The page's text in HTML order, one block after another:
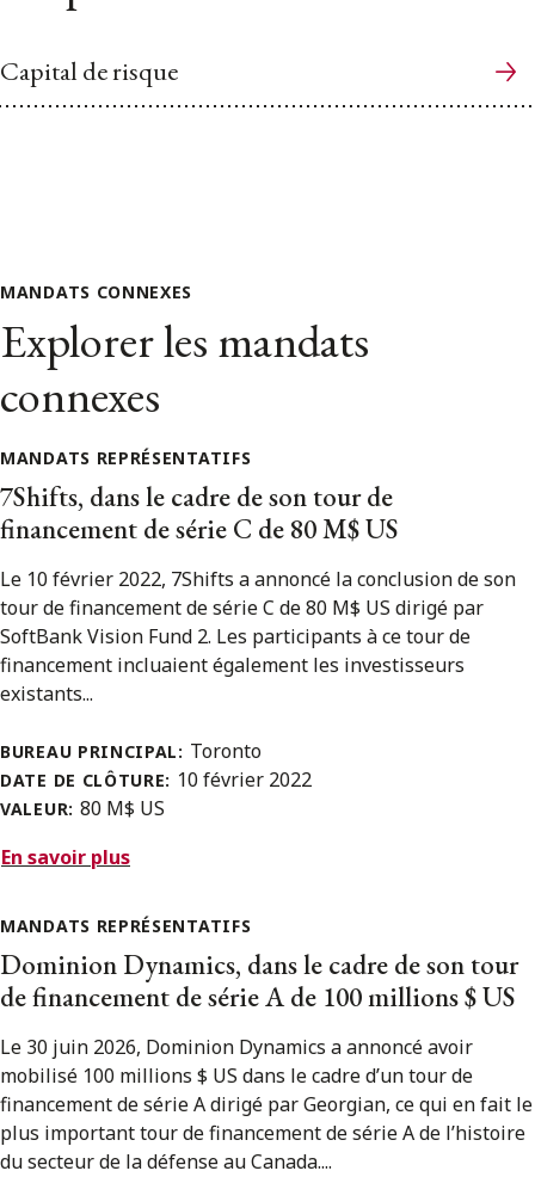
Capital de risque
MANDATS CONNEXES
Explorer les mandats
connexes
MANDATS REPRÉSENTATIFS
7Shifts, dans le cadre de son tour de
financement de série C de 80 M$ US
Le 10 février 2022, 7Shifts a annoncé la conclusion de son
tour de financement de série C de 80 M$ US dirigé par
SoftBank Vision Fund 2. Les participants à ce tour de
financement incluaient également les investisseurs
existants...
BUREAU PRINCIPAL: Toronto
DATE DE CLÔTURE: 10 février 2022
VALEUR: 80 M$ US
En savoir plus
MANDATS REPRÉSENTATIFS
Dominion Dynamics, dans le cadre de son tour
de financement de série A de 100 millions $ US
Le 30 juin 2026, Dominion Dynamics a annoncé avoir
mobilisé 100 millions $ US dans le cadre d’un tour de
financement de série A dirigé par Georgian, ce qui en fait le
plus important tour de financement de série A de l’histoire
du secteur de la défense au Canada....